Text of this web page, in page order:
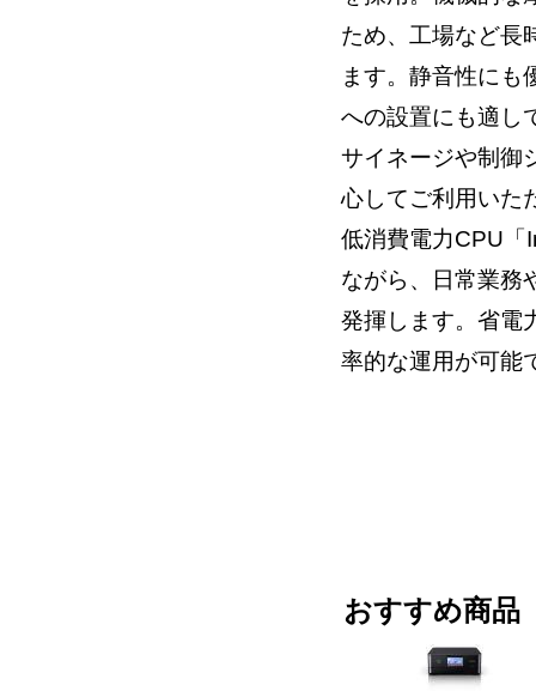
ため、工場など長
ます。静音性にも
への設置にも適し
サイネージや制御
心してご利用いた
低消費電力CPU「
ながら、日常業務
発揮します。省電
率的な運用が可能
おすすめ商品